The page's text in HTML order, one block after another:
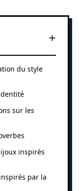
du style
sur les
inspirés
par la